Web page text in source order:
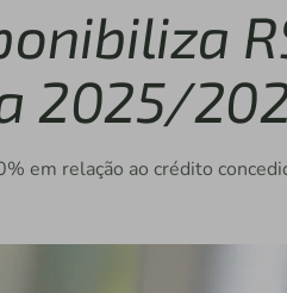
2025/
em relação ao crédito